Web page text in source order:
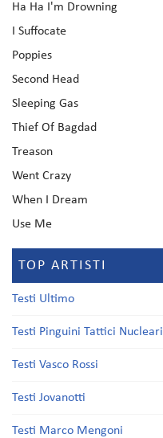
Ha Ha I'm Drowning
I Suffocate
Poppies
Second Head
Sleeping Gas
Thief Of Bagdad
Treason
Went Crazy
When I Dream
Use Me
TOP ARTISTI
Testi Ultimo
Testi Pinguini Tattici Nucleari
Testi Vasco Rossi
Testi Jovanotti
Testi Marco Mengoni